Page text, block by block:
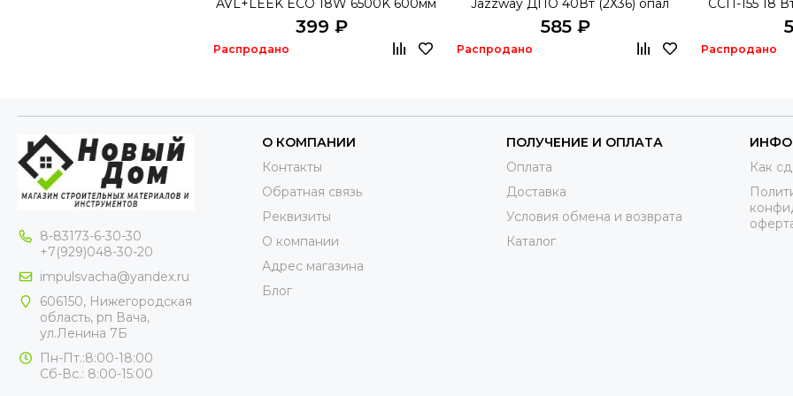
AVL+LEEK ECO 18W 6500K 600мм
399 ₽
Распродано
Jazzway ДПО 40Вт (2Х36) опал
585 ₽
Распродано
ССП-155 18
Распродано
8-83173-6-30-30
+7(929)048-30-20
impulsvacha@yandex.ru
606150, Нижегородская
область, рп Вача,
ул.Ленина 7Б
Пн-Пт.:8:00-18:00
Сб-Вс.: 8:00-15:00
О КОМПАНИИ
Контакты
Обратная связь
Реквизиты
О компании
Адрес магазина
Блог
ПОЛУЧЕНИЕ И ОПЛАТА
Оплата
Доставка
Условия обмена и возврата
Каталог
Как